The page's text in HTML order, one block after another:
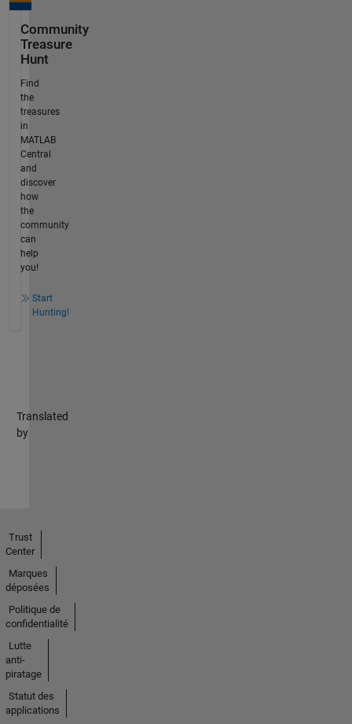
Community
Treasure
Hunt
Find
the
treasures
in
MATLAB
Central
and
discover
how
the
community
can
help
you!
Start
Hunting!
Translated
by
Trust
Center
Marques
déposées
Politique de
confidentialité
Lutte
anti-
piratage
Statut des
applications